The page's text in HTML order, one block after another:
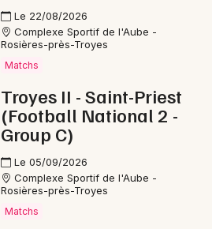
Le 22/08/2026
Complexe Sportif de l'Aube -
Rosières-près-Troyes
Matchs
Troyes II - Saint-Priest
(Football National 2 -
Group C)
Le 05/09/2026
Complexe Sportif de l'Aube -
Rosières-près-Troyes
Matchs